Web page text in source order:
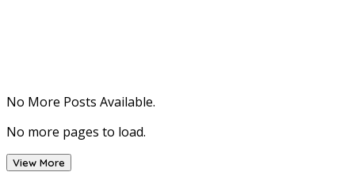
No More Posts Available.
No more pages to load.
View More